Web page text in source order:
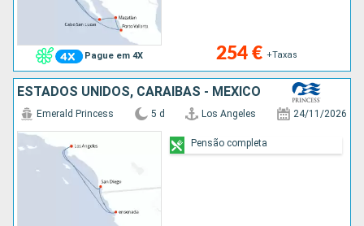
Pague em 4X 254 € +Taxas
ESTADOS UNIDOS, CARAIBAS - MEXICO
Emerald Princess 5 d Los Angeles 24/11/2026
Pensão completa